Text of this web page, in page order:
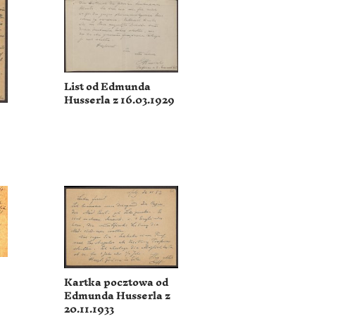
List od Edmunda
Husserla z 16.03.1929
Kartka pocztowa od
Edmunda Husserla z
20.11.1933